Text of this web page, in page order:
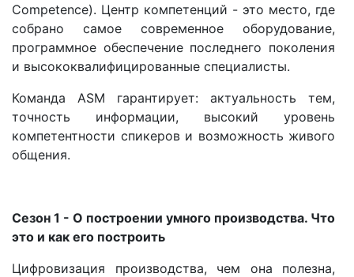
Competence). Центр компетенций - это место, где
собрано самое современное оборудование,
программное обеспечение последнего поколения
и высококвалифицированные специалисты.
Команда ASM гарантирует: актуальность тем,
точность информации, высокий уровень
компетентности спикеров и возможность живого
общения.
Сезон 1 - О построении умного производства. Что
это и как его построить
Цифровизация производства, чем она полезна,